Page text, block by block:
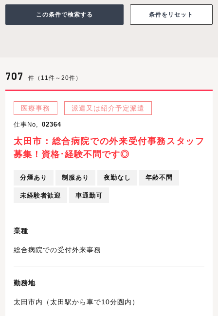
条件をリセット
707 件（11件～20件）
医療事務 派遣又は紹介予定派遣
仕事No, 02364
太田市：総合病院での外来受付事務スタッフ
募集！資格･経験不問です◎
分煙あり 制服あり 夜勤なし 年齢不問
未経験者歓迎 車通勤可
業種
総合病院での受付外来事務
勤務地
太田市内（太田駅から車で10分圏内）